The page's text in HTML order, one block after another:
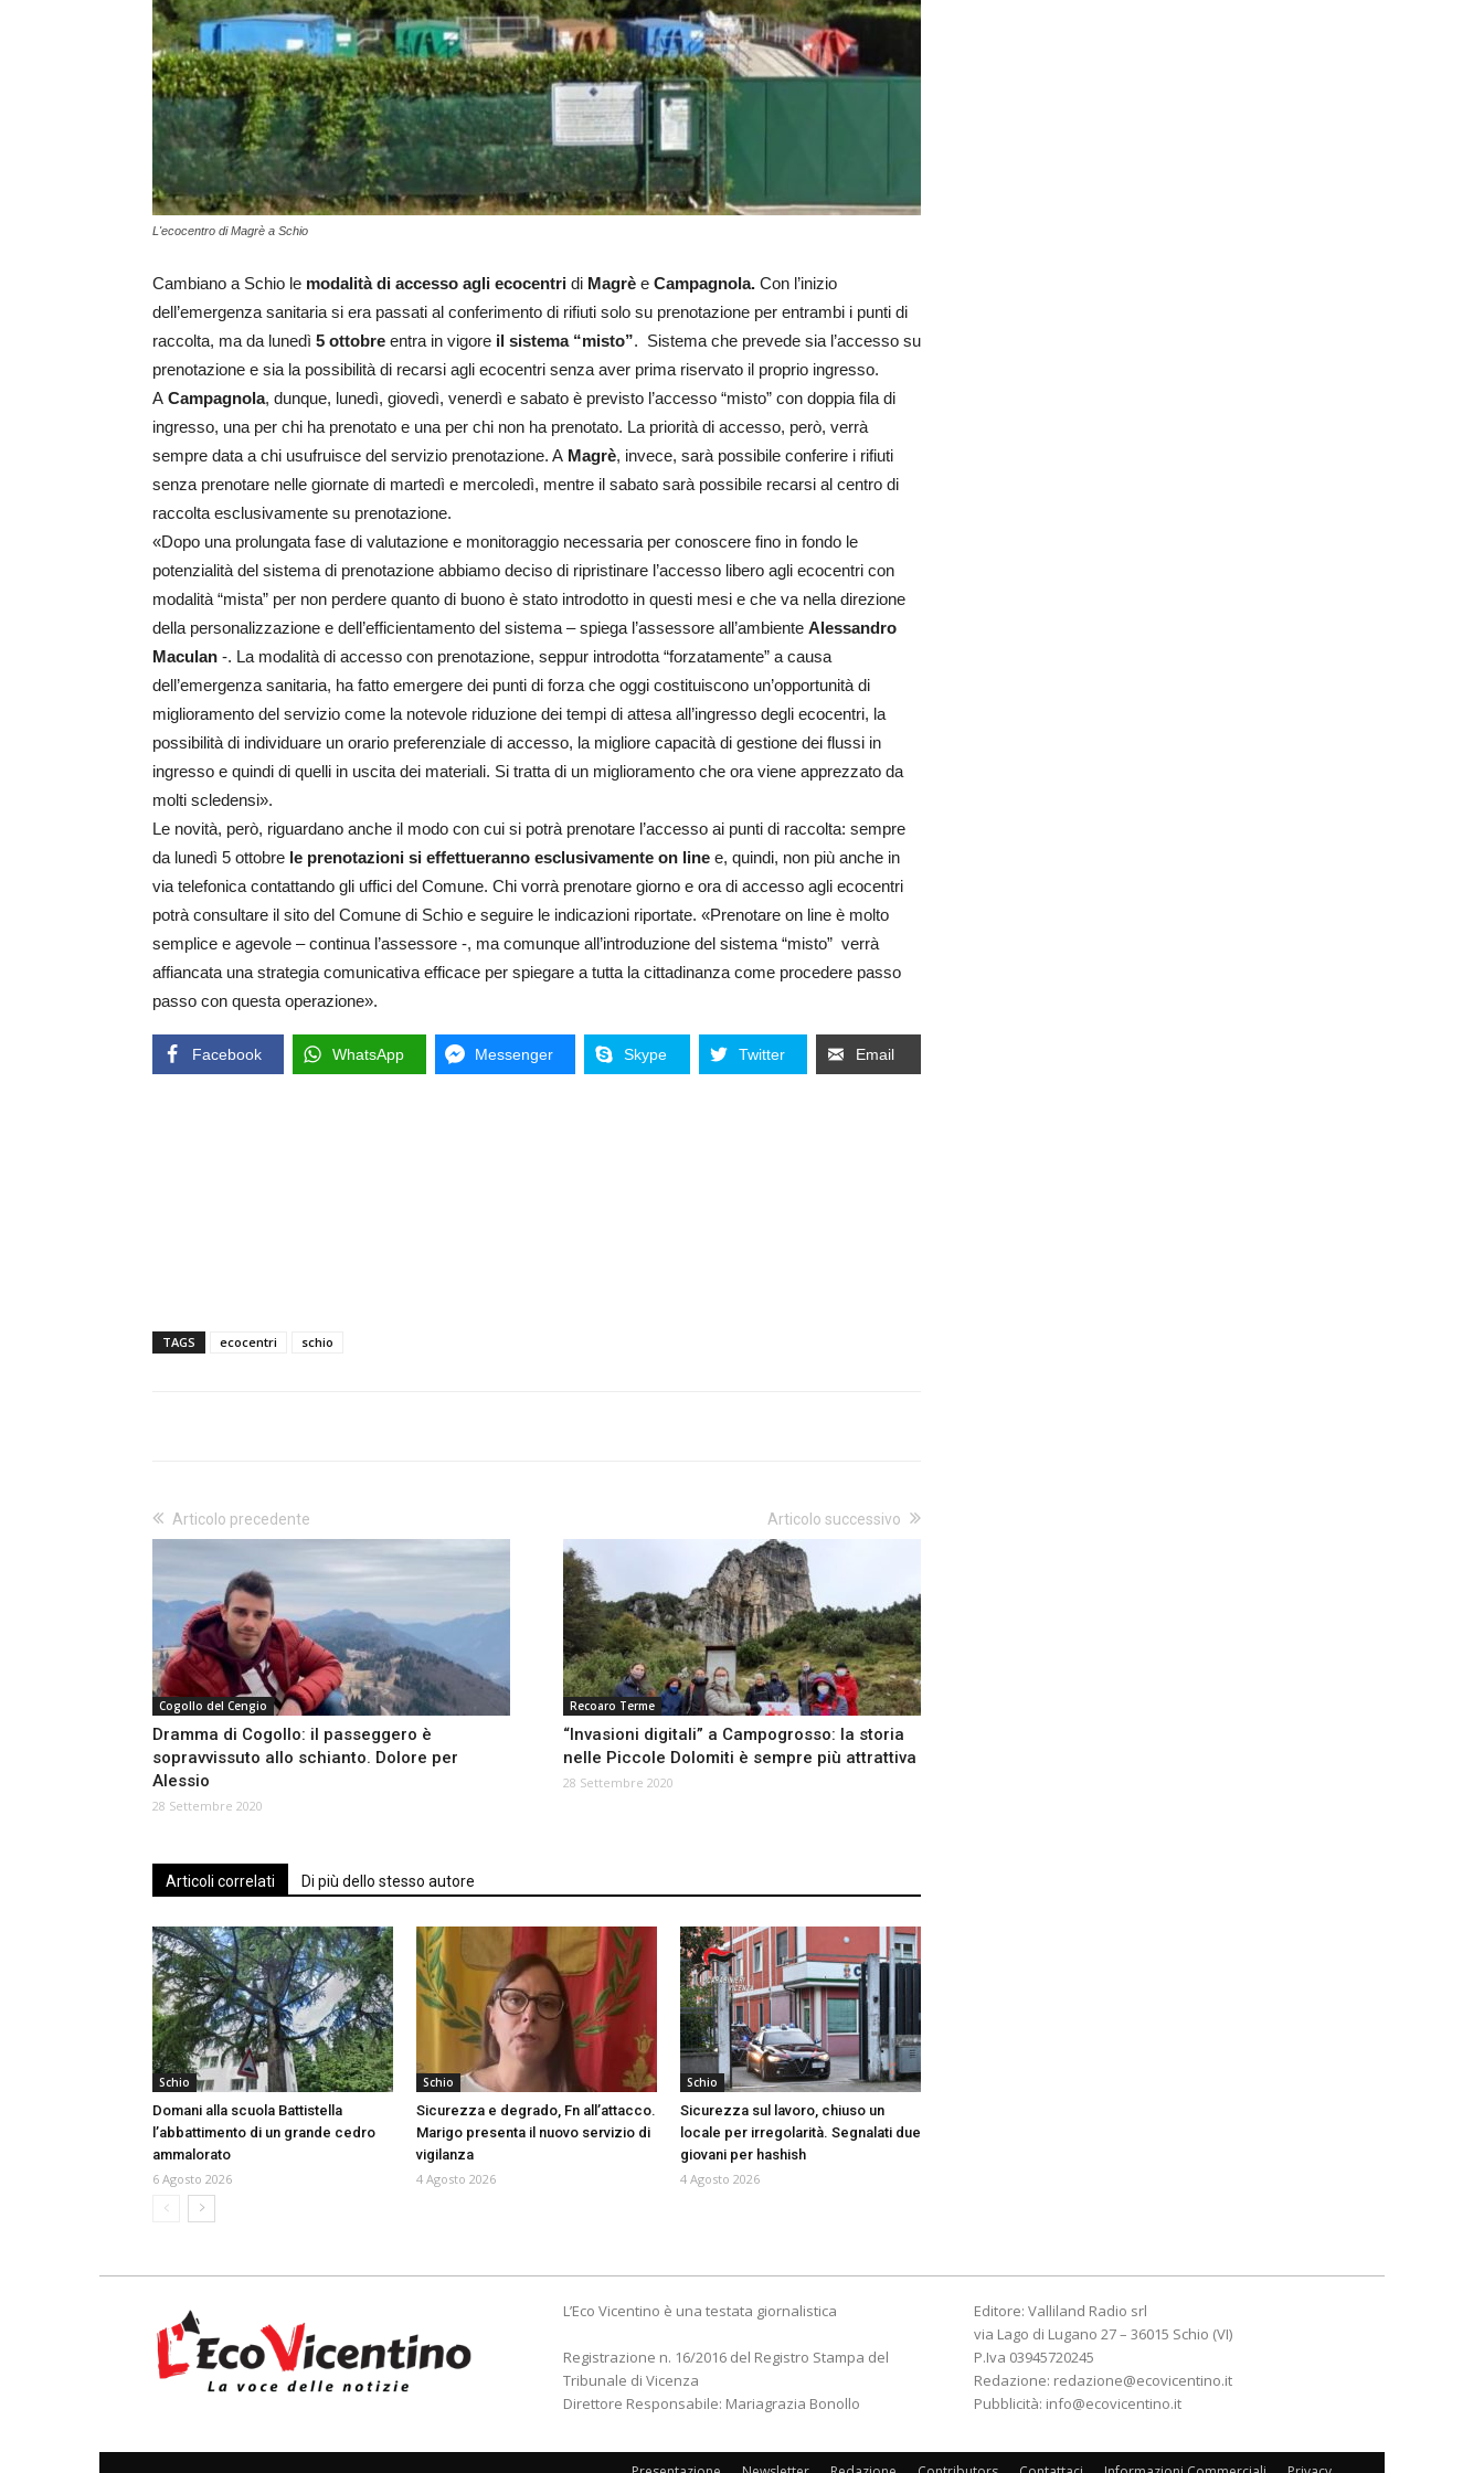
L'ecocentro di Magrè a Schio
Cambiano a Schio le modalità di accesso agli ecocentri di Magrè e Campagnola. Con l’inizio
dell’emergenza sanitaria si era passati al conferimento di rifiuti solo su prenotazione per entrambi i punti di
raccolta, ma da lunedì 5 ottobre entra in vigore il sistema “misto”. Sistema che prevede sia l’accesso su
prenotazione e sia la possibilità di recarsi agli ecocentri senza aver prima riservato il proprio ingresso.
A Campagnola, dunque, lunedì, giovedì, venerdì e sabato è previsto l’accesso “misto” con doppia fila di
ingresso, una per chi ha prenotato e una per chi non ha prenotato. La priorità di accesso, però, verrà
sempre data a chi usufruisce del servizio prenotazione. A Magrè, invece, sarà possibile conferire i rifiuti
senza prenotare nelle giornate di martedì e mercoledì, mentre il sabato sarà possibile recarsi al centro di
raccolta esclusivamente su prenotazione.
«Dopo una prolungata fase di valutazione e monitoraggio necessaria per conoscere fino in fondo le
potenzialità del sistema di prenotazione abbiamo deciso di ripristinare l’accesso libero agli ecocentri con
modalità “mista” per non perdere quanto di buono è stato introdotto in questi mesi e che va nella direzione
della personalizzazione e dell’efficientamento del sistema – spiega l’assessore all’ambiente Alessandro
Maculan -. La modalità di accesso con prenotazione, seppur introdotta “forzatamente” a causa
dell’emergenza sanitaria, ha fatto emergere dei punti di forza che oggi costituiscono un’opportunità di
miglioramento del servizio come la notevole riduzione dei tempi di attesa all’ingresso degli ecocentri, la
possibilità di individuare un orario preferenziale di accesso, la migliore capacità di gestione dei flussi in
ingresso e quindi di quelli in uscita dei materiali. Si tratta di un miglioramento che ora viene apprezzato da
molti scledensi».
Le novità, però, riguardano anche il modo con cui si potrà prenotare l’accesso ai punti di raccolta: sempre
da lunedì 5 ottobre le prenotazioni si effettueranno esclusivamente on line e, quindi, non più anche in
via telefonica contattando gli uffici del Comune. Chi vorrà prenotare giorno e ora di accesso agli ecocentri
potrà consultare il sito del Comune di Schio e seguire le indicazioni riportate. «Prenotare on line è molto
semplice e agevole – continua l’assessore -, ma comunque all’introduzione del sistema “misto” verrà
affiancata una strategia comunicativa efficace per spiegare a tutta la cittadinanza come procedere passo
passo con questa operazione».
Facebook WhatsApp Messenger Skype Twitter Email
TAGS ecocentri schio
Articolo precedente
Cogollo del Cengio
Dramma di Cogollo: il passeggero è
sopravvissuto allo schianto. Dolore per
Alessio
28 Settembre 2020
Articolo successivo
Recoaro Terme
“Invasioni digitali” a Campogrosso: la storia
nelle Piccole Dolomiti è sempre più attrattiva
28 Settembre 2020
Articoli correlati Di più dello stesso autore
Schio
Domani alla scuola Battistella
l’abbattimento di un grande cedro
ammalorato
6 Agosto 2026
Schio
Sicurezza e degrado, Fn all’attacco.
Marigo presenta il nuovo servizio di
vigilanza
4 Agosto 2026
Schio
Sicurezza sul lavoro, chiuso un
locale per irregolarità. Segnalati due
giovani per hashish
4 Agosto 2026
L’Eco Vicentino è una testata giornalistica
Registrazione n. 16/2016 del Registro Stampa del
Tribunale di Vicenza
Direttore Responsabile: Mariagrazia Bonollo
Editore: Valliland Radio srl
via Lago di Lugano 27 – 36015 Schio (VI)
P.Iva 03945720245
Redazione: redazione@ecovicentino.it
Pubblicità: info@ecovicentino.it